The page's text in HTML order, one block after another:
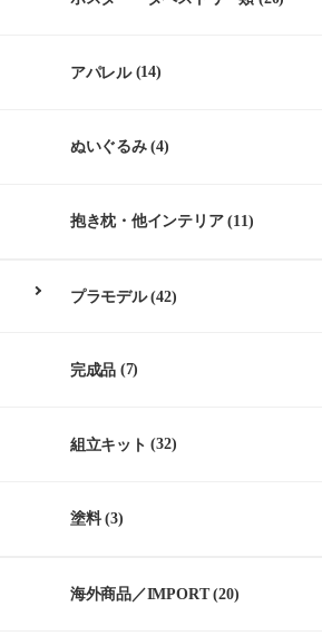
アパレル(14)
ぬいぐるみ(4)
抱き枕・他インテリア(11)
プラモデル(42)
完成品 (7)
組立キット (32)
塗料(3)
海外商品／IMPORT(20)